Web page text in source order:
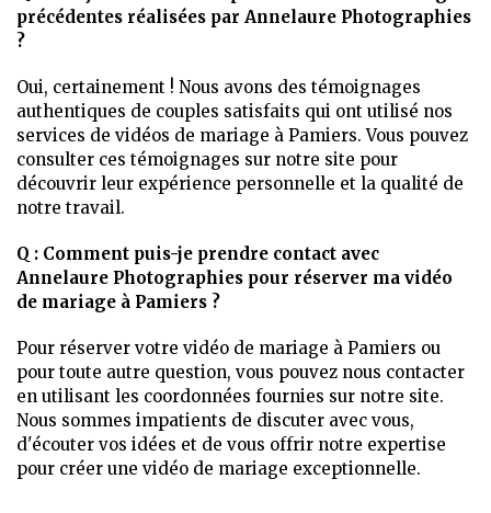
précédentes réalisées par Annelaure Photographies
?
Oui, certainement ! Nous avons des témoignages
authentiques de couples satisfaits qui ont utilisé nos
services de vidéos de mariage à Pamiers. Vous pouvez
consulter ces témoignages sur notre site pour
découvrir leur expérience personnelle et la qualité de
notre travail.
Q : Comment puis-je prendre contact avec
Annelaure Photographies pour réserver ma vidéo
de mariage à Pamiers ?
Pour réserver votre vidéo de mariage à Pamiers ou
pour toute autre question, vous pouvez nous contacter
en utilisant les coordonnées fournies sur notre site.
Nous sommes impatients de discuter avec vous,
d'écouter vos idées et de vous offrir notre expertise
pour créer une vidéo de mariage exceptionnelle.